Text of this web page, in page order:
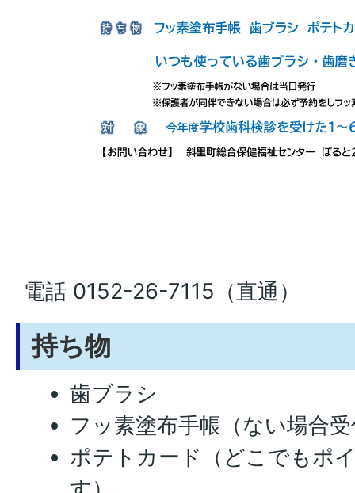
電話 0152-26-7115（直通）
持ち物
歯ブラシ
フッ素塗布手帳（ない場合
ポテトカード（どこでもポ